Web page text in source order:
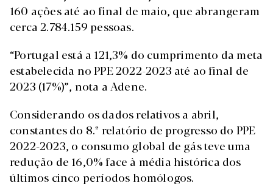
160 ações até ao final de maio, que abrangeram
cerca 2.784.159 pessoas.
“Portugal está a 121,3% do cumprimento da meta
estabelecida no PPE 2022-2023 até ao final de
2023 (17%)”, nota a Adene.
Considerando os dados relativos a abril,
constantes do 8.º relatório de progresso do PPE
2022-2023, o consumo global de gás teve uma
redução de 16,0% face à média histórica dos
últimos cinco períodos homólogos.